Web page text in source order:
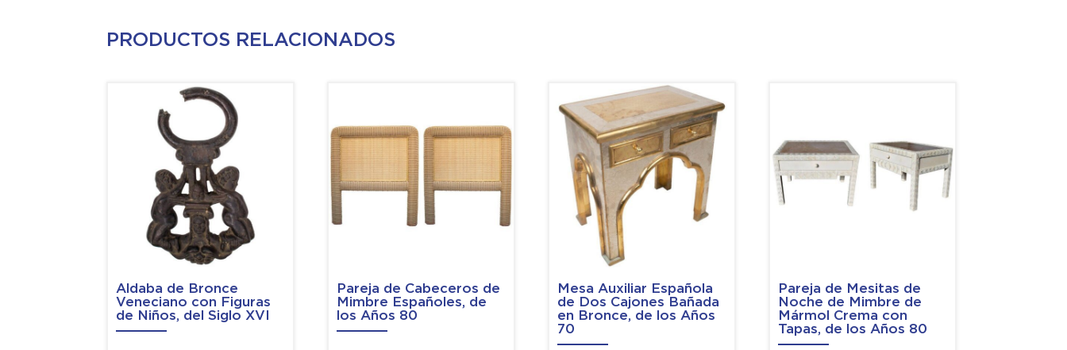
PRODUCTOS RELACIONADOS
Aldaba de Bronce
Veneciano con Figuras
de Niños, del Siglo XVI
Pareja de Cabeceros de
Mimbre Españoles, de
los Años 80
Mesa Auxiliar Española
de Dos Cajones Bañada
en Bronce, de los Años
70
Pareja de Mesitas de
Noche de Mimbre de
Mármol Crema con
Tapas, de los Años 80